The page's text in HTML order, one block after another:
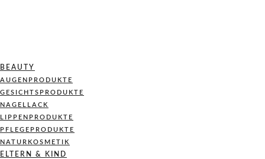
BEAUTY
AUGENPRODUKTE
GESICHTSPRODUKTE
NAGELLACK
LIPPENPRODUKTE
PFLEGEPRODUKTE
NATURKOSMETIK
ELTERN & KIND